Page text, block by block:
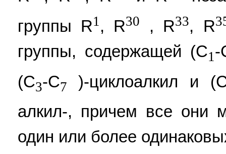
группы R1, R30 , R33, R
группы, содержащей (C1 -
(C3-C7
)-циклоалкил и
алкил-, причем все они
один или более